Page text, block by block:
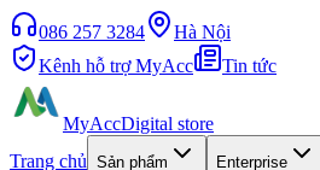
086 257 3284
Hà Nội
Kênh hỗ trợ MyAcc
Tin tức
MyAccDigital store
Trang chủ Sản phẩm Enterprise